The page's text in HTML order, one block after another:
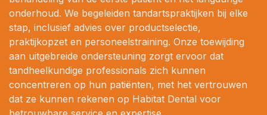
onderhoud. We begeleiden tandartspraktijken bij elke
stap, inclusief advies over productselectie,
praktijkopzet en personeelstraining. Onze toewijding
aan uitgebreide ondersteuning zorgt ervoor dat
tandheelkundige professionals zich kunnen
concentreren op hun patiënten, met het vertrouwen
dat ze kunnen rekenen op Habitat Dental voor